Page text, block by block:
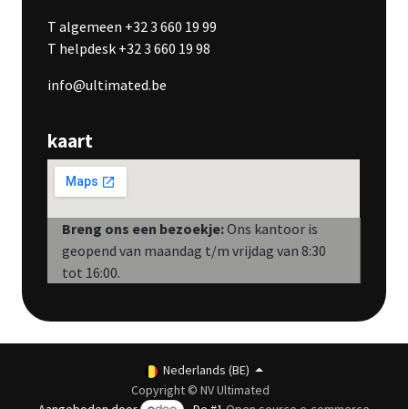
T algemeen +32 3 660 19 99
T helpdesk +32 3 660 19 98
info@ultimated.be
kaart
Breng ons een bezoekje:Ons kantoor is
geopend van maandag t/m vrijdag van 8:30
tot 16:00.
Copyright © NV Ultimated
Nederlands (BE)